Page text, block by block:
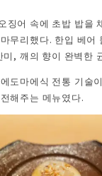
징어 속에 초밥 밥을
무리했다. 한입 베어
, 깨의 향이 완벽한
도마에식 전통 기술
해주는 메뉴였다.